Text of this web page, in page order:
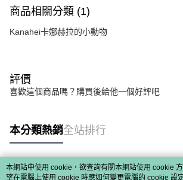
商品相關分類 (1)
Kanahei卡娜赫拉的小動物
評價
喜歡這個商品嗎？購買後給他一個好評吧
本分類熱銷全站排行
熱門標籤
本網站中使用 cookie，欲查詢有關本網站使用 cookie
望在電腦上使用 cookie 時應如何變更電腦的 cookie 設